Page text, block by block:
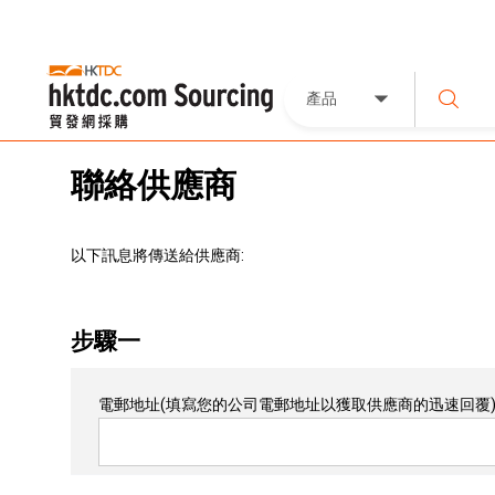
產品
聯絡供應商
以下訊息將傳送給供應商:
步驟一
電郵地址(填寫您的公司電郵地址以獲取供應商的迅速回覆)